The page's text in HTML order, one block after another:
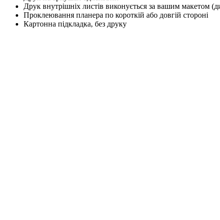
Друк внутрішніх листів виконується за вашим макетом
Проклеювання планера по короткій або довгій стороні
Картонна підкладка, без друку